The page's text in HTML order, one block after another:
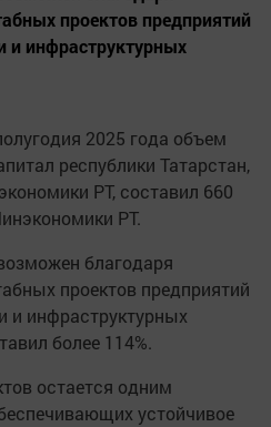
проектов предприятий
и инфраструктурных
2025 года объем
республики Татарстан,
РТ, составил 660
РТ.
благодаря
проектов предприятий
и инфраструктурных
более 114%.
остается одним
устойчивое